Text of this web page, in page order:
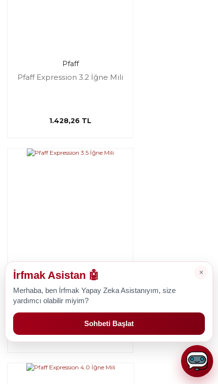
Pfaff
Pfaff Expression 3.2 İğne Mili
1.428,26 TL
Pfaff
Pfaff Expression 3.5 İğne Mili
1.428,26 TL
×
İrfmak Asistan 🤖
Merhaba, ben İrfmak Yapay Zeka Asistanıyım, size
yardımcı olabilir miyim?
Sohbeti Başlat